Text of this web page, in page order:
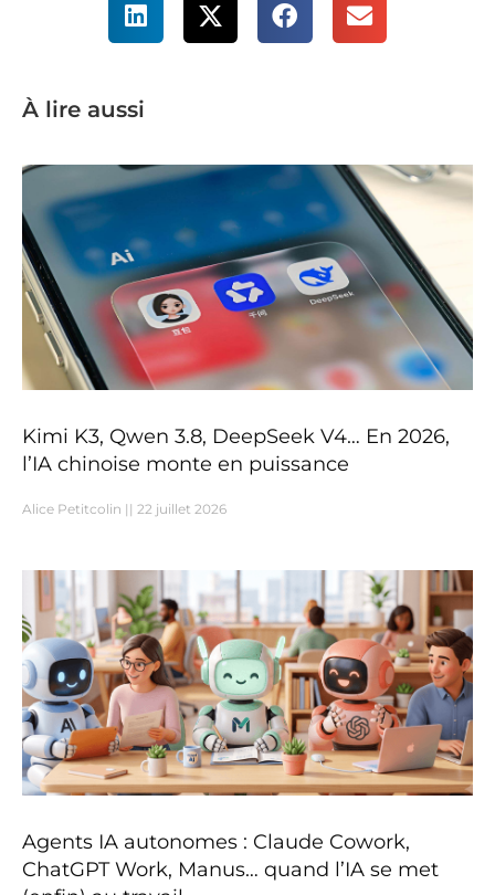
À lire aussi
Kimi K3, Qwen 3.8, DeepSeek V4… En 2026,
l’IA chinoise monte en puissance
Alice Petitcolin 22 juillet 2026
Agents IA autonomes : Claude Cowork,
ChatGPT Work, Manus… quand l’IA se met